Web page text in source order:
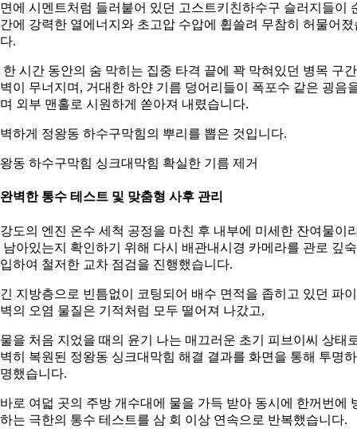
에 시멘트처럼 들러붙어 있던 고스트키친하수구 슬러지들이
에 강력한 열에너지와 초고압 수압에 휩쓸려 무참히 허물어졌
.
한 시간 동안의 숨 막히는 집중 타격 끝에 꽉 막혀있던 병목 구간
이 무너지며, 거대한 하얀 기름 덩어리들이 폭포수 같은 굉음
외부 맨홀로 시원하게 쏟아져 내렸습니다.
하게 정왕동 하수구막힘의 뿌리를 뽑은 것입니다.
동 하수구막힘 싱크대막힘 확실한 기름 제거
벽한 통수 테스트 및 맞춤형 사후 관리
도의 엔진 온수 세척 공정을 마친 후 내부에 미세한 잔여물이
남아있는지 확인하기 위해 다시 배관내시경 카메라를 관로 깊
하여 철저한 교차 점검을 진행했습니다.
지방층으로 빈틈없이 코팅되어 배수 면적을 좁히고 있던 파
의 오염 물질은 기적처럼 모두 떨어져 나갔고,
을 처음 지었을 때의 윤기 나는 매끄러운 초기 피브이씨 상태
히 복원된 정왕동 싱크대막힘 해결 결과를 화면을 통해 투명
했습니다.
로 여덟 곳의 주방 개수대에 물을 가득 받아 동시에 한꺼번에
는 극한의 통수 테스트를 삼 회 이상 연속으로 반복했습니다.